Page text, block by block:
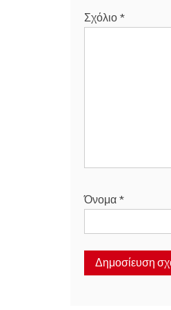
Σχόλιο *
Όνομα *